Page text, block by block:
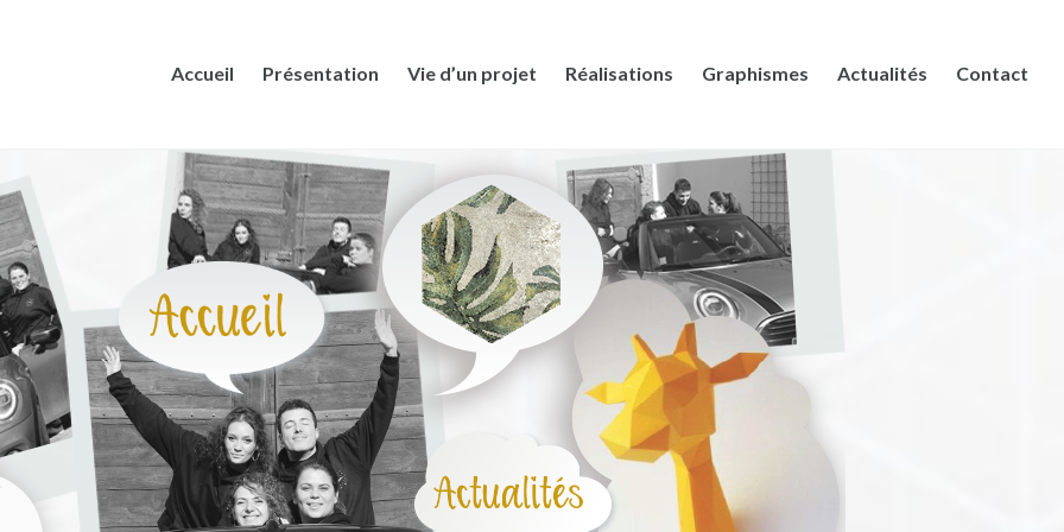
Accueil Présentation Vie d’un projet Réalisations Graphismes Actualités Contact